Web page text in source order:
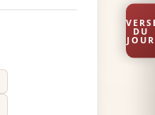
DU
JOUR